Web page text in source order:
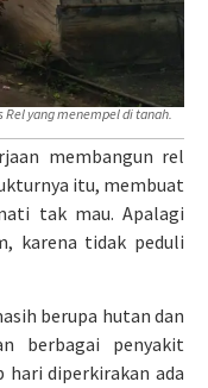
yang menempel di tanah.
membangun rel
itu, membuat
tak mau. Apalagi
karena tidak peduli
berupa hutan dan
berbagai penyakit
diperkirakan ada